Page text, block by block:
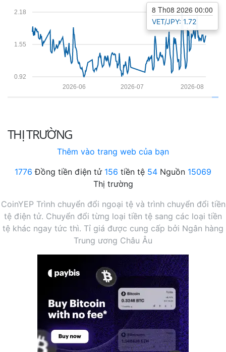
0.92
1.55
2.18
2026-08
2026-07
2026-06
8 Th08 2026 00:00
VET/JPY: 1.72
THỊ TRƯỜNG
Thêm vào trang web của bạn
1776 Đồng tiền điện tử 156 tiền tệ 54 Nguồn 15069
Thị trường
CoinYEP Trình chuyển đổi ngoại tệ và trình chuyển đổi tiền
tệ điện tử. Chuyển đổi từng loại tiền tệ sang các loại tiền
tệ khác ngay tức thì. Tỉ giá được cung cấp bởi Ngân hàng
Trung ương Châu Âu